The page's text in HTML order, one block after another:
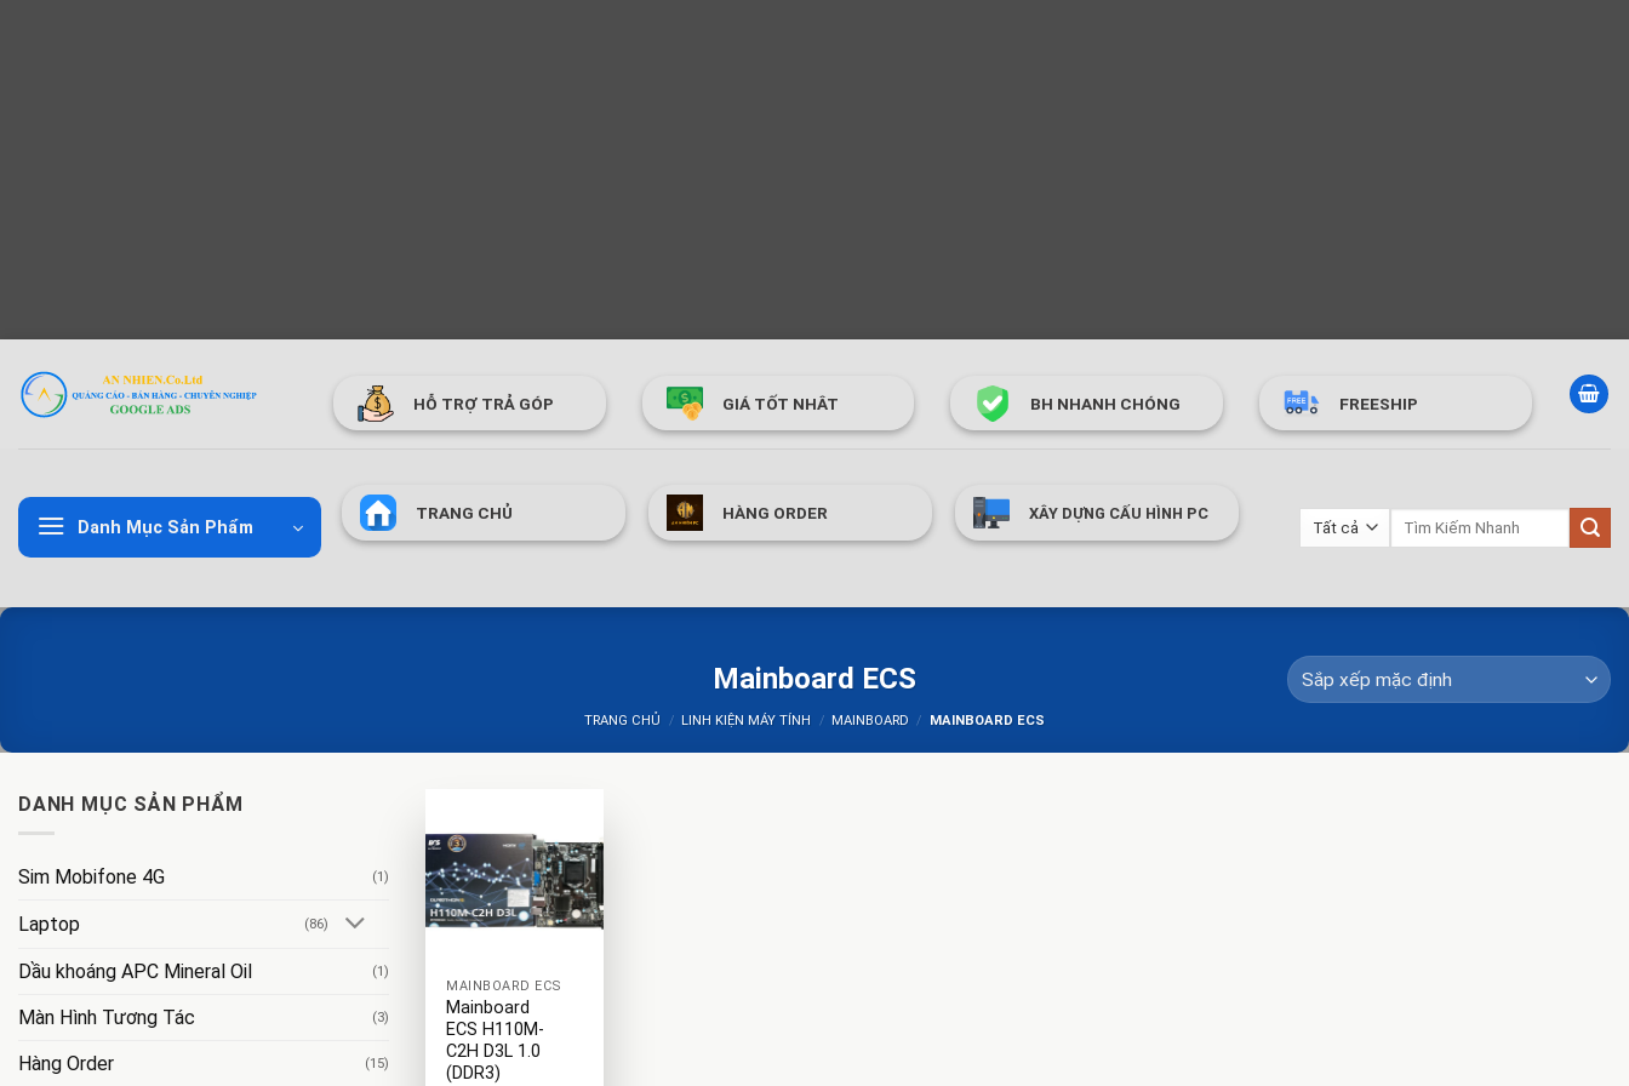
qua
HỖ TRỢ TRẢ GÓP GIÁ TỐT NHÂT BH NHANH CHÓNG FREESHIP
Danh Mục Sản Phẩm
TRANG CHỦ HÀNG ORDER XÂY DỰNG CẤU HÌNH PC
Mainboard ECS
TRANG CHỦ / LINH KIỆN MÁY TÍNH / MAINBOARD / MAINBOARD ECS
DANH MỤC SẢN PHẨM
Sim Mobifone 4G (1)
Laptop (86)
Dầu khoáng APC Mineral Oil (1)
Màn Hình Tương Tác (3)
Hàng Order (15)
MAINBOARD ECS
Mainboard
ECS H110M-
C2H D3L 1.0
(DDR3)